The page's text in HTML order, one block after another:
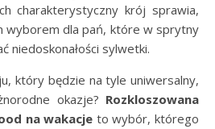
charakterystyczny krój sprawia,
wyborem dla pań, które w sprytny
niedoskonałości sylwetki.
który będzie na tyle uniwersalny,
okazje? Rozkloszowana
na wakacje to wybór, którego